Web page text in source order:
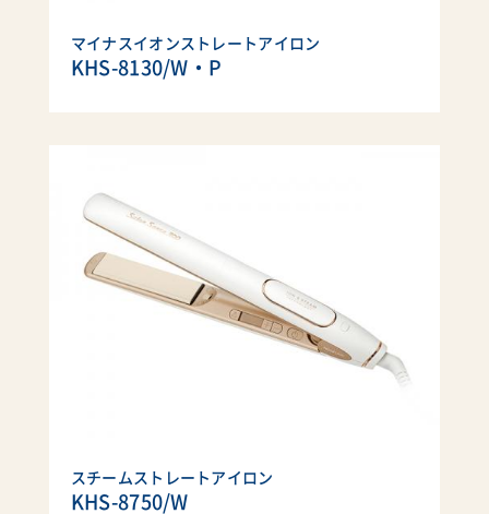
マイナスイオンストレートアイロン
KHS-8130/W・P
スチームストレートアイロン
KHS-8750/W